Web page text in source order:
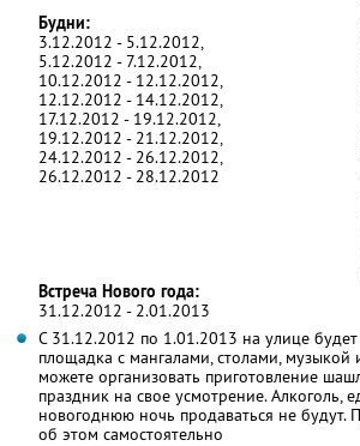
Будни:
3.12.2012 - 5.12.2012,
5.12.2012 - 7.12.2012,
10.12.2012 - 12.12.2012,
12.12.2012 - 14.12.2012,
17.12.2012 - 19.12.2012,
19.12.2012 - 21.12.2012,
24.12.2012 - 26.12.2012,
26.12.2012 - 28.12.2012
Встреча Нового года:
31.12.2012 - 2.01.2013
С 31.12.2012 по 1.01.2013 на улице будет
площадка с мангалами, столами, музыкой
можете организовать приготовление
праздник на свое усмотрение. Алкоголь,
новогоднюю ночь продаваться не будут.
об этом самостоятельно